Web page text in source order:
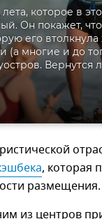
которое в
Он покажет,
его
(а многие и до
Вернутся
, которая
размещения.
из центров